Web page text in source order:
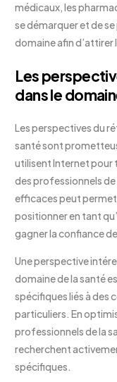
médicaux, les
se démarquer et de
domaine afin
Les
dans le
Les perspectives du
santé sont
utilisent Internet pour
des professionnels de
efficaces peut
positionner en tant
gagner la confiance
Une perspective
domaine de la santé
spécifiques liés à des
particuliers. En
professionnels de la
recherchent
spécifiques.